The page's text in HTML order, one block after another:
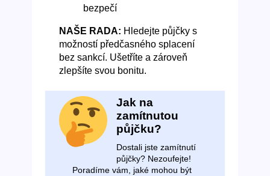
bezpečí
NAŠE RADA: Hledejte půjčky s
možností předčasného splacení
bez sankcí. Ušetříte a zároveň
zlepšíte svou bonitu.
Jak na
zamítnutou
půjčku?
Dostali jste zamítnutí
půjčky? Nezoufejte!
Poradíme vám, jaké mohou být